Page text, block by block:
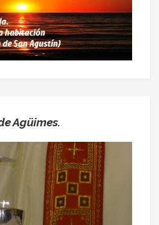
Agüimes.